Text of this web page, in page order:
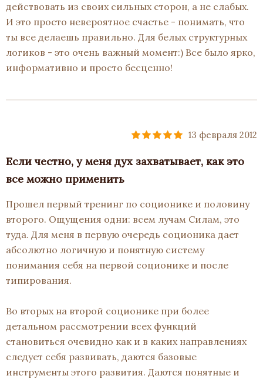
действовать из своих сильных сторон, а не слабых.
И это просто невероятное счастье - понимать, что
ты все делаешь правильно. Для белых структурных
логиков - это очень важный момент:) Все было ярко,
информативно и просто бесценно!
13 февраля 2012
Если честно, у меня дух захватывает, как это
все можно применить
Прошел первый тренинг по соционике и половину
второго. Ощущения одни: всем лучам Силам, это
туда. Для меня в первую очередь соционика дает
абсолютно логичную и понятную систему
понимания себя на первой соционике и после
типирования.
Во вторых на второй соционике при более
детальном рассмотрении всех функций
становиться очевидно как и в каких направлениях
следует себя развивать, даются базовые
инструменты этого развития. Даются понятные и